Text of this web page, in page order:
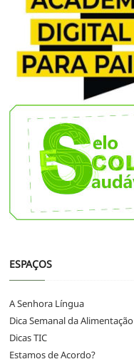
ESPAÇOS
A Senhora Língua
Dica Semanal da Alimentação
Dicas TIC
Estamos de Acordo?